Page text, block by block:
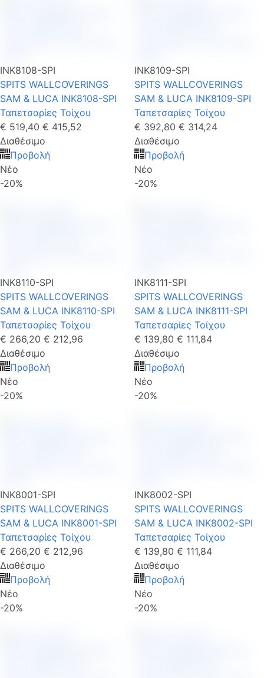
INK8108-SPI
SPITS WALLCOVERINGS
SAM & LUCA INK8108-SPI
Ταπετσαρίες Τοίχου
€ 519,40 € 415,52
Διαθέσιμο
Προβολή
Νέο
-20%
INK8109-SPI
SPITS WALLCOVERINGS
SAM & LUCA INK8109-SPI
Ταπετσαρίες Τοίχου
€ 392,80 € 314,24
Διαθέσιμο
Προβολή
Νέο
-20%
INK8110-SPI
SPITS WALLCOVERINGS
SAM & LUCA INK8110-SPI
Ταπετσαρίες Τοίχου
€ 266,20 € 212,96
Διαθέσιμο
Προβολή
Νέο
-20%
INK8111-SPI
SPITS WALLCOVERINGS
SAM & LUCA INK8111-SPI
Ταπετσαρίες Τοίχου
€ 139,80 € 111,84
Διαθέσιμο
Προβολή
Νέο
-20%
INK8001-SPI
SPITS WALLCOVERINGS
SAM & LUCA INK8001-SPI
Ταπετσαρίες Τοίχου
€ 266,20 € 212,96
Διαθέσιμο
Προβολή
Νέο
-20%
INK8002-SPI
SPITS WALLCOVERINGS
SAM & LUCA INK8002-SPI
Ταπετσαρίες Τοίχου
€ 139,80 € 111,84
Διαθέσιμο
Προβολή
Νέο
-20%